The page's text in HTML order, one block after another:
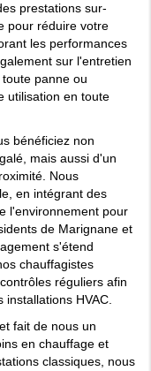
prestations sur-
pour réduire votre
les performances
sur l'entretien
panne ou
utilisation en toute
bénéficiez non
mais aussi d'un
Nous
en intégrant des
l'environnement pour
de Marignane et
s'étend
chauffagistes
réguliers afin
HVAC.
fait de nous un
en chauffage et
classiques, nous